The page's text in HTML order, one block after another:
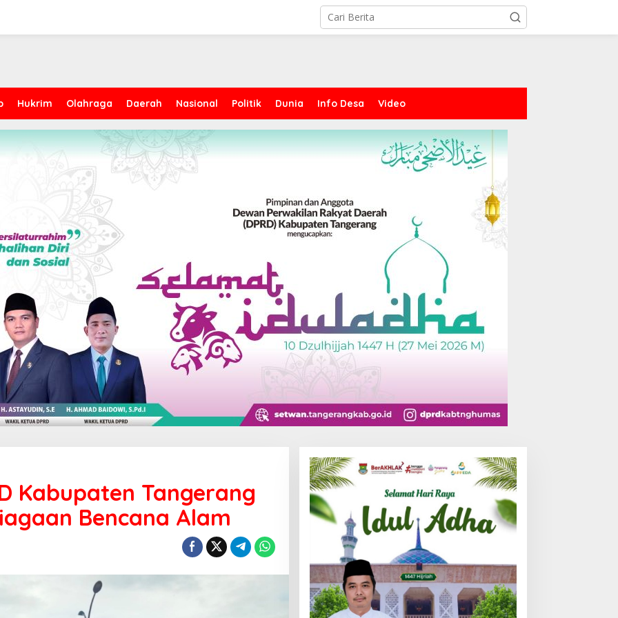
Hukrim Olahraga Daerah Nasional Politik Dunia Info Desa Video
Kabupaten Tangerang
Bencana Alam